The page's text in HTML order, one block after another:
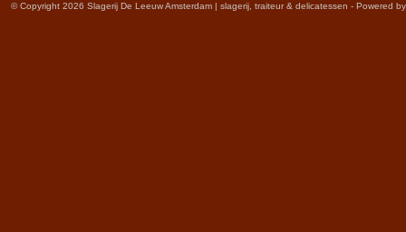
© Copyright 2026 Slagerij De Leeuw Amsterdam | slagerij, traiteur & delicatessen - Powered